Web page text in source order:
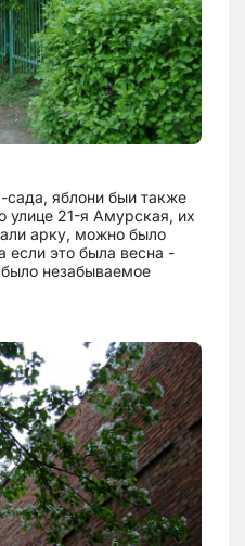
яблони быи также
улице 21-я Амурская, их
арку, можно было
если это была весна -
незабываемое